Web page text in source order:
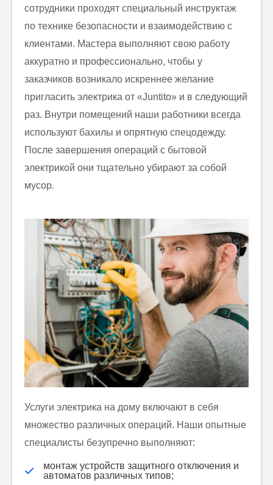
сотрудники проходят специальный инструктаж
по технике безопасности и взаимодействию с
клиентами. Мастера выполняют свою работу
аккуратно и профессионально, чтобы у
заказчиков возникало искреннее желание
пригласить электрика от «Juntito» и в следующий
раз. Внутри помещений наши работники всегда
используют бахилы и опрятную спецодежду.
После завершения операций с бытовой
электрикой они тщательно убирают за собой
мусор.
Услуги электрика на дому включают в себя
множество различных операций. Наши опытные
специалисты безупречно выполняют:
монтаж устройств защитного отключения и
автоматов различных типов;